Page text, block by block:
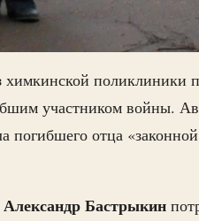
химкинской поликлиники
участником войны.
погибшего отца
Александр Бастрыкин